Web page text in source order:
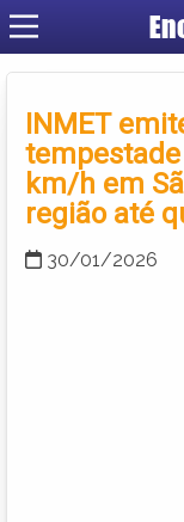
INMET
km/h em
região até
30/01/2026